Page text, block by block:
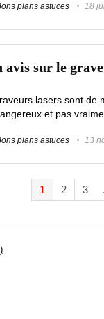
plans astuces 18
avis sur le
lasers sont
et pas
plans astuces 13
1 2 3